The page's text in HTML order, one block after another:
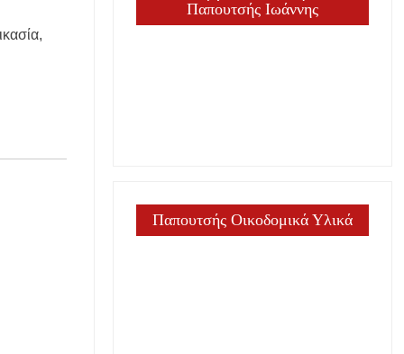
Παπουτσής Ιωάννης
Παπουτσής Οικοδομικά Υλικά